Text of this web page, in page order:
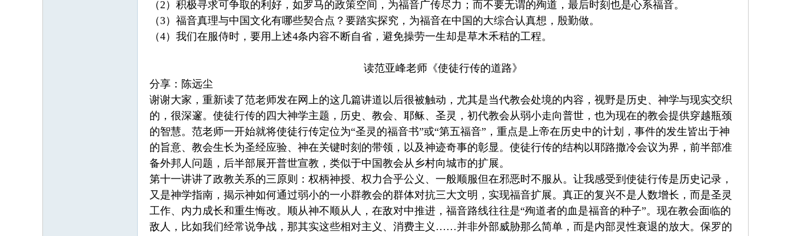
（2）积极寻求可争取的利好，如罗马的政策空间，为福音广传尽力；而不要无谓的殉道，最后时刻也是心系福音。
（3）福音真理与中国文化有哪些契合点？要踏实探究，为福音在中国的大综合认真想，殷勤做。
（4）我们在服侍时，要用上述4条内容不断自省，避免操劳一生却是草木禾秸的工程。
读范亚峰老师《使徒行传的道路》
分享：陈远尘
谢谢大家，重新读了范老师发在网上的这几篇讲道以后很被触动，尤其是当代教会处境的内容，视野是历史、神学与现实交织
的，很深邃。使徒行传的四大神学主题，历史、教会、耶稣、圣灵，初代教会从弱小走向普世，也为现在的教会提供穿越瓶颈
的智慧。范老师一开始就将使徒行传定位为“圣灵的福音书”或“第五福音”，重点是上帝在历史中的计划，事件的发生皆出于神
的旨意、教会生长为圣经应验、神在关键时刻的带领，以及神迹奇事的彰显。使徒行传的结构以耶路撒冷会议为界，前半部准
备外邦人问题，后半部展开普世宣教，类似于中国教会从乡村向城市的扩展。
第十一讲讲了政教关系的三原则：权柄神授、权力合乎公义、一般顺服但在邪恶时不服从。让我感受到使徒行传是历史记录，
又是神学指南，揭示神如何通过弱小的一小群教会的群体对抗三大文明，实现福音扩展。真正的复兴不是人数增长，而是圣灵
工作、内力成长和重生悔改。顺从神不顺从人，在敌对中推进，福音路线往往是“殉道者的血是福音的种子”。现在教会面临的
敌人，比如我们经常说争战，那其实这些相对主义、消费主义……并非外部威胁那么简单，而是内部灵性衰退的放大。保罗的